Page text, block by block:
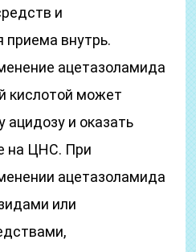
и
приема внутрь.
ацетазоламида
кислотой может
ацидозу и оказать
на ЦНС. При
ацетазоламида
или